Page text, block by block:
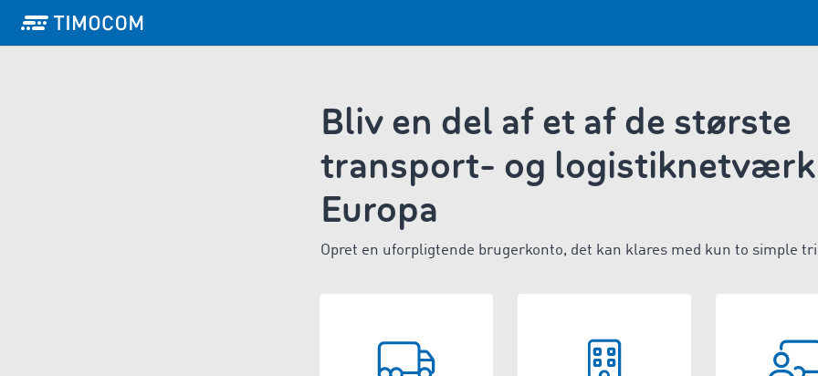
Bliv en del af et af de største
transport- og
Europa
Opret en uforpligtende brugerkonto, det kan klares med kun to simple